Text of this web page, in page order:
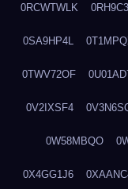
0RCWTWLK
0SA9HP4L
0TWV72OF
0V2IXSF4
0W58MBQO
0X4GG1J6